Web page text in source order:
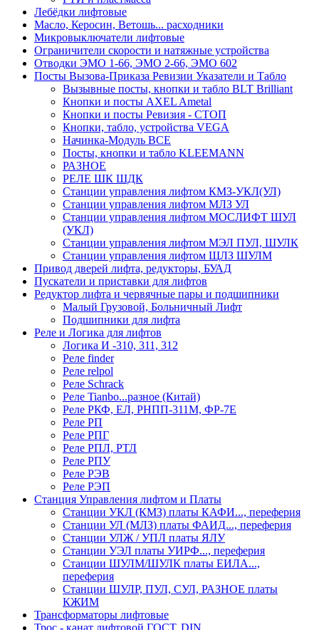
Лебёдки лифтовые
Масло, Керосин, Ветошь... расходники
Микровыключатели лифтовые
Ограничители скорости и натяжные устройства
Отводки ЭМО 1-66, ЭМО 2-66, ЭМО 602
Посты Вызова-Приказа Ревизии Указатели и Табло
Вызывные посты, кнопки и табло BLT Brilliant
Кнопки и посты AXEL Ametal
Кнопки и посты Ревизия - СТОП
Кнопки, табло, устройства VEGA
Начинка-Модуль ВСЕ
Посты, кнопки и табло KLEEMANN
РАЗНОЕ
РЕЛЕ ШК ШДК
Станции управления лифтом КМЗ-УКЛ(УЛ)
Станции управления лифтом МЛЗ УЛ
Станции управления лифтом МОСЛИФТ ШУЛ
(УКЛ)
Станции управления лифтом МЭЛ ПУЛ, ШУЛК
Станции управления лифтом ЩЛЗ ШУЛМ
Привод дверей лифта, редукторы, БУАД
Пускатели и приставки для лифтов
Редуктор лифта и червячные пары и подшипники
Малый Грузовой, Больничный Лифт
Подшипники для лифта
Реле и Логика для лифтов
Логика И -310, 311, 312
Реле findеr
Реле relpol
Реле Schrack
Реле Tianbo...разное (Китай)
Реле РКФ, ЕЛ, РНПП-311М, ФР-7Е
Реле РП
Реле РПГ
Реле РПЛ, РТЛ
Реле РПУ
Реле РЭВ
Реле РЭП
Станция Управления лифтом и Платы
Станции УКЛ (КМЗ) платы КАФИ..., переферия
Станции УЛ (МЛЗ) платы ФАИД..., переферия
Станции УЛЖ / УПЛ платы ЯЛУ
Станции УЭЛ платы УИРФ..., переферия
Станции ШУЛМ/ШУЛК платы ЕИЛА...,
переферия
Станции ШУЛР, ПУЛ, СУЛ, РАЗНОЕ платы
КЖИМ
Трансформаторы лифтовые